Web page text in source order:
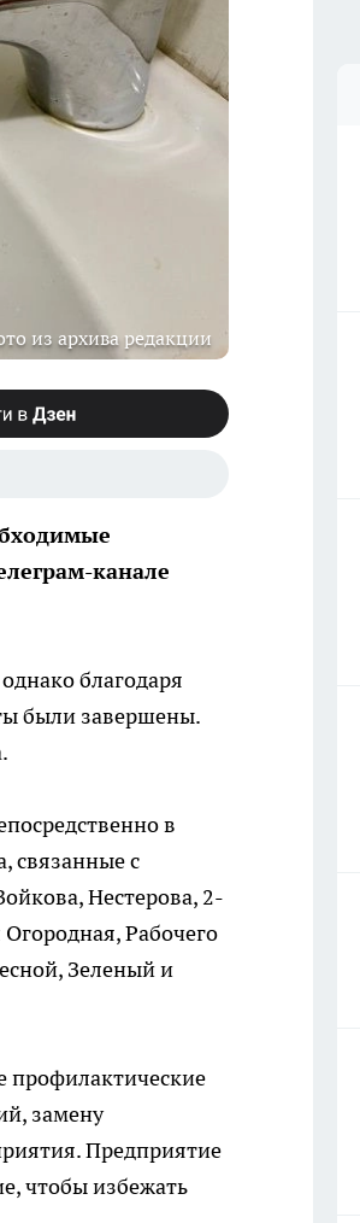
из архива редакции
канале
благодаря
были завершены.
в
связанные с
Нестерова, 2-
Рабочего
Зеленый и
профилактические
замену
Предприятие
чтобы избежать